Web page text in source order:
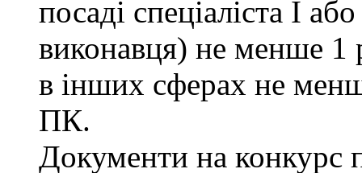
посаді спеціаліста І
виконавця) не менше 1
в інших сферах не
ПК.
Документи на конкурс